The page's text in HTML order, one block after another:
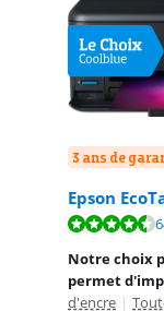
3 ans de
Epson
La note est de
Notre choix
permet
d'encre |
La note est de
La note est de